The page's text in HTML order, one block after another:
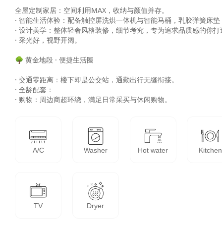
全屋定制家居：空间利用MAX，收纳与颜值并存。
· 智能生活体验：配备触控屏洗烘一体机与智能马桶，乳胶弹簧床
· 设计美学：整体轻奢风格装修，细节考究，专为追求品质感的你打
· 采光好，视野开阔。
🌳 黄金地段 · 便捷生活圈
· 交通零距离：楼下即是公交站，通勤出行无缝衔接。
· 全龄配套：
· 购物：周边商超环绕，满足日常采买与休闲购物。
A/C Washer Hot water Kitchen
TV Dryer